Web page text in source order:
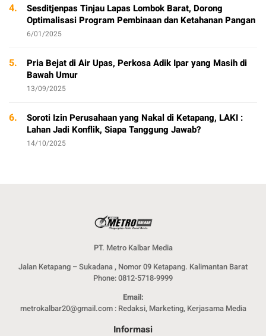
4.
Sesditjenpas Tinjau Lapas Lombok Barat, Dorong
Optimalisasi Program Pembinaan dan Ketahanan Pangan
6/01/2025
5.
Pria Bejat di Air Upas, Perkosa Adik Ipar yang Masih di
Bawah Umur
13/09/2025
6.
Soroti Izin Perusahaan yang Nakal di Ketapang, LAKI :
Lahan Jadi Konflik, Siapa Tanggung Jawab?
14/10/2025
PT. Metro Kalbar Media
Jalan Ketapang – Sukadana , Nomor 09 Ketapang. Kalimantan Barat
Phone: 0812-5718-9999
Email:
metrokalbar20@gmail.com : Redaksi, Marketing, Kerjasama Media
Informasi